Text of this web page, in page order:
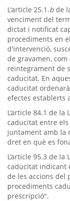
L'article 25.1.b de
venciment del
dictat i notificat
procediments en
d'intervenció,
de gravamen,
reintegrament de
caducitat. En
caducitat
efectes establerts
L’article 84.1 de
caducitat entre
juntament amb la
dret en què es
L’article 95.3 de
caducitat indicant
de les accions del
procediments
prescripció".